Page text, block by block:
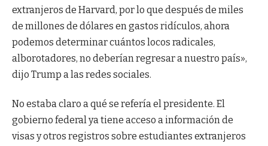
extranjeros de Harvard, por lo que después de miles
de millones de dólares en gastos ridículos, ahora
podemos determinar cuántos locos radicales,
alborotadores, no deberían regresar a nuestro país»,
dijo Trump a las redes sociales.
No estaba claro a qué se refería el presidente. El
gobierno federal ya tiene acceso a información de
visas y otros registros sobre estudiantes extranjeros